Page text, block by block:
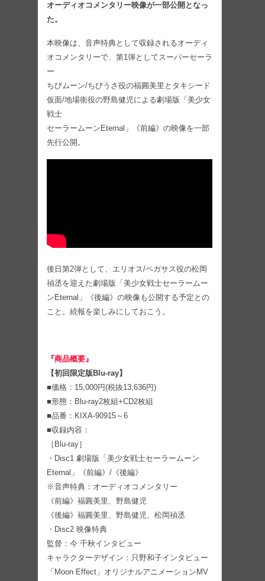
オーディオコメンタリー映像が一部公開となっ
た。
本映像は、音声特典として収録されるオーディ
オコメンタリーで、第1弾としてスーパーセーラ
ー
ちびムーン/ちびうさ役の福圓美里とタキシード
仮面/地場衛役の野島健児による劇場版「美少女
戦士
セーラームーンEternal」《前編》の映像を一部
先行公開。
後日第2弾として、エリオス/ペガサス役の松岡
禎丞を迎えた劇場版「美少女戦士セーラームー
ンEternal」《後編》の映像も公開する予定との
こと。続報を楽しみにしておこう。
『商品概要』
【初回限定版Blu-ray】
■価格：15,000円(税抜13,636円)
■形態：Blu-ray2枚組+CD2枚組
■品番：KIXA-90915～6
■収録内容：
［Blu-ray］
・Disc1 劇場版「美少女戦士セーラームーン
Eternal」《前編》/《後編》
※音声特典：オーディオコメンタリー
《前編》福圓美里、野島健児
《後編》福圓美里、野島健児、松岡禎丞
・Disc2 映像特典
監督：今 千秋インタビュー
キャラクターデザイン：只野和子インタビュー
「Moon Effect」オリジナルアニメーションMV